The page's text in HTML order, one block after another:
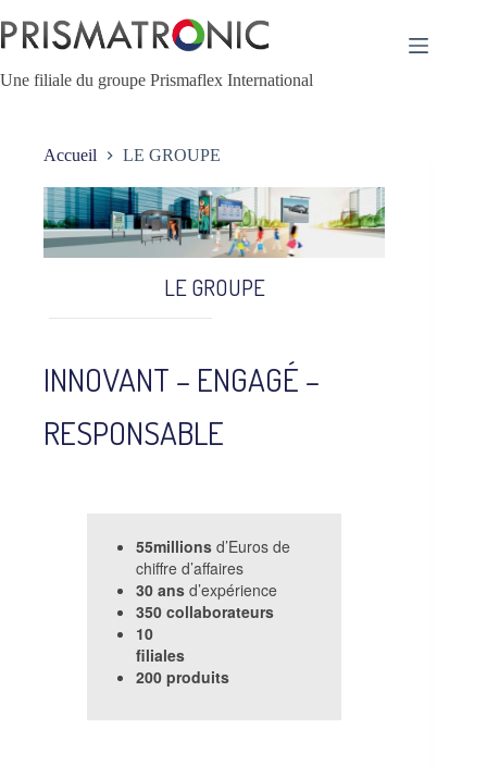
au
contenu
Une filiale du groupe Prismaflex International
Accueil LE GROUPE
LE GROUPE
INNOVANT – ENGAGÉ –
RESPONSABLE
55millions d’Euros de
chiffre d’affaires
30 ans d’expérience
350 collaborateurs
10
filiales
200 produits